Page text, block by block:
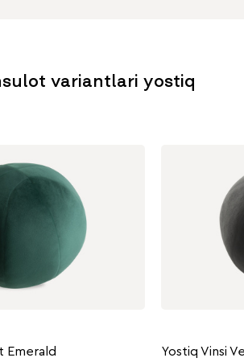
variantlari yostiq
Emerald Yostiq Vinsi